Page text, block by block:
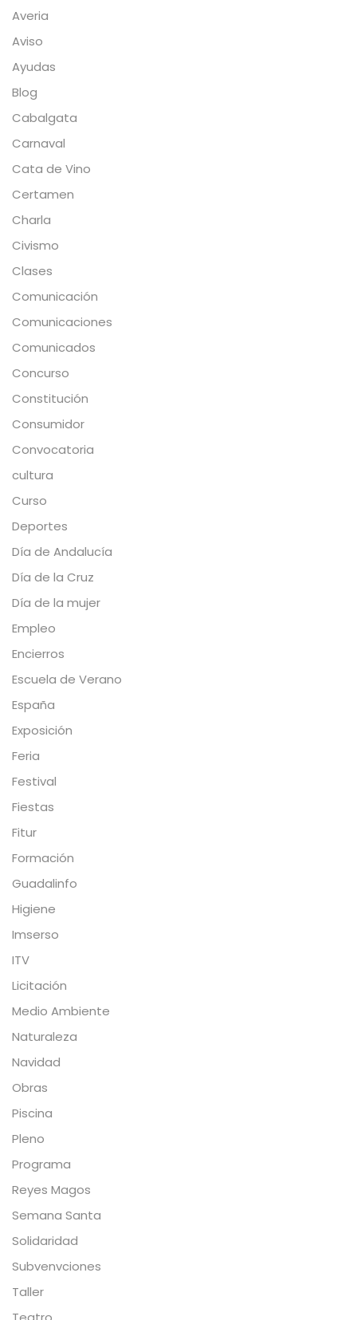
Averia
Aviso
Ayudas
Blog
Cabalgata
Carnaval
Cata de Vino
Certamen
Charla
Civismo
Clases
Comunicación
Comunicaciones
Comunicados
Concurso
Constitución
Consumidor
Convocatoria
cultura
Curso
Deportes
Día de Andalucía
Día de la Cruz
Día de la mujer
Empleo
Encierros
Escuela de Verano
España
Exposición
Feria
Festival
Fiestas
Fitur
Formación
Guadalinfo
Higiene
Imserso
ITV
Licitación
Medio Ambiente
Naturaleza
Navidad
Obras
Piscina
Pleno
Programa
Reyes Magos
Semana Santa
Solidaridad
Subvenvciones
Taller